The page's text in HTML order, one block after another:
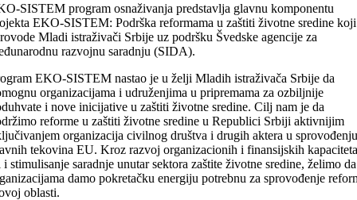
SISTEM program osnaživanja predstavlja glavnu komponentu
EKO-SISTEM: Podrška reformama u zaštiti životne sredine koji
Mladi istraživači Srbije uz podršku Švedske agencije za
razvojnu saradnju (SIDA).
EKO-SISTEM nastao je u želji Mladih istraživača Srbije da
organizacijama i udruženjima u pripremama za ozbiljnije
i nove inicijative u zaštiti životne sredine. Cilj nam je da
reforme u zaštiti životne sredine u Republici Srbiji aktivnijim
organizacija civilnog društva i drugih aktera u sprovođenju
tekovina EU. Kroz razvoj organizacionih i finansijskih
i stimulisanje saradnje unutar sektora zaštite životne sredine, želimo da
damo pokretačku energiju potrebnu za sprovođenje
oblasti.